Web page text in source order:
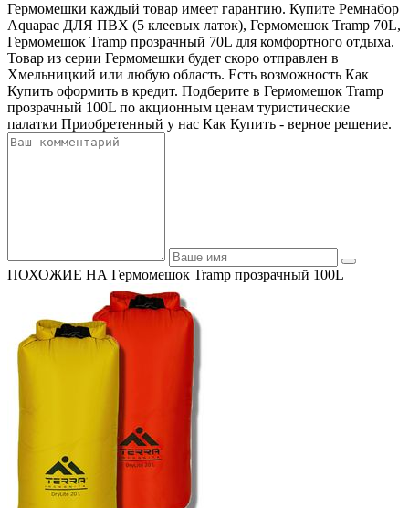
Гермомешки каждый товар имеет гарантию. Купите Ремнабор
Aquapac ДЛЯ ПВХ (5 клеевых латок), Гермомешок Tramp 70L,
Гермомешок Tramp прозрачный 70L для комфортного отдыха.
Товар из серии Гермомешки будет скоро отправлен в
Хмельницкий или любую область. Есть возможность Как
Купить оформить в кредит. Подберите в Гермомешок Tramp
прозрачный 100L по акционным ценам туристические
палатки Приобретенный у нас Как Купить - верное решение.
ПОХОЖИЕ НА Гермомешок Tramp прозрачный 100L